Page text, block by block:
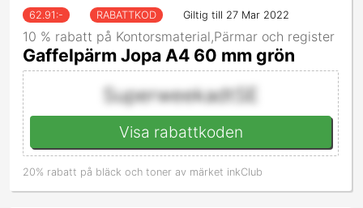
62.91 :- RABATTKOD Giltig till 27 Mar 2022
10 % rabatt på Kontorsmaterial,Pärmar och register
Gaffelpärm Jopa A4 60 mm grön
SuperweekadtSE
Visa rabattkoden
20% rabatt på bläck och toner av märket inkClub